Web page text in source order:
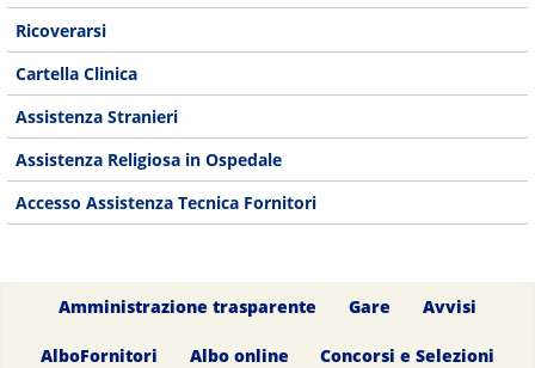
Ricoverarsi
Cartella Clinica
Assistenza Stranieri
Assistenza Religiosa in Ospedale
Accesso Assistenza Tecnica Fornitori
Amministrazione trasparente Gare Avvisi
AlboFornitori Albo online Concorsi e Selezioni